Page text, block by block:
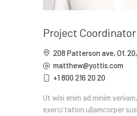
Project Coordinator
208 Patterson ave, Of.
matthew@yottis.com
+1 800 216 20 20
Ut wisi enim ad minim
exerci tation ullamcorper